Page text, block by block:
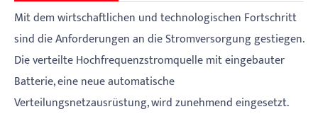
Mit dem wirtschaftlichen und technologischen Fortschritt
sind die Anforderungen an die Stromversorgung gestiegen.
Die verteilte Hochfrequenzstromquelle mit eingebauter
Batterie, eine neue automatische
Verteilungsnetzausrüstung, wird zunehmend eingesetzt.